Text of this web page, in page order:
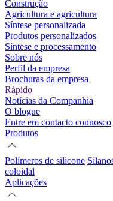
Construção
Agricultura e agricultura
Síntese personalizada
Produtos personalizados
Síntese e processamento
Sobre nós
Perfil da empresa
Brochuras da empresa
Rápido
Notícias da Companhia
O blogue
Entre em contacto connosco
Produtos
Polímeros de silicone
coloidal
Aplicações